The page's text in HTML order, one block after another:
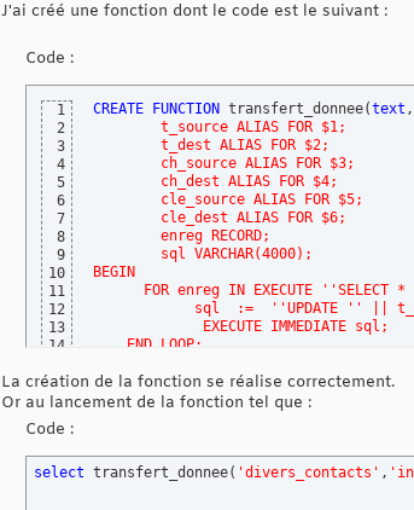
J'ai créé une fonction dont le code est le suivant :
Code :
1
2
3
4
5
6
7
8
9
10
11
12
13
14
16
CREATE FUNCTION transfert_donnee(text ,
        t_source ALIAS FOR $1;
        t_dest ALIAS FOR $2;
        ch_source ALIAS FOR $3;
        ch_dest ALIAS FOR $4;
        cle_source ALIAS FOR $5;
        cle_dest ALIAS FOR $6;
        enreg RECORD;
        sql VARCHAR(4000);
BEGIN
      FOR enreg IN EXECUTE '
'SELECT *
            sql  :=  '
'UPDATE ' ' ||
             EXECUTE IMMEDIATE sql;
    END LOOP;
END;'
LANGUAGE 'plpgsql';
La création de la fonction se réalise correctement.
Or au lancement de la fonction tel que :
Code :
select transfert_donnee( 'divers_contacts' ,